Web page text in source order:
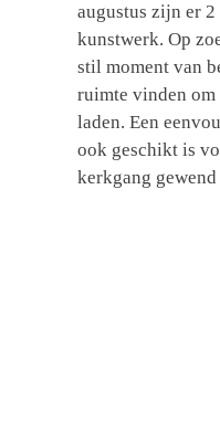
augustus zijn er
kunstwerk. Op
stil moment van
ruimte vinden om
laden. Een
ook geschikt is
kerkgang